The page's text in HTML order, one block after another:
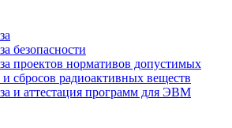
безопасности
проектов нормативов допустимых
сбросов радиоактивных веществ
и аттестация программ для ЭВМ